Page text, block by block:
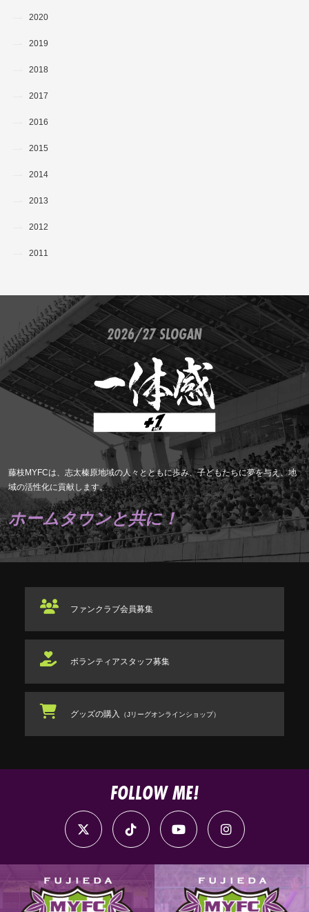
2020
2019
2018
2017
2016
2015
2014
2013
2012
2011
2026/27 SLOGAN
藤枝MYFCは、志太榛原地域の人々とともに歩み、子どもたちに夢を与え、地
域の活性化に貢献します。
ホームタウンと共に！
ファンクラブ会員募集
ボランティアスタッフ募集
グッズの購入 （Jリーグオンラインショップ）
FOLLOW ME!